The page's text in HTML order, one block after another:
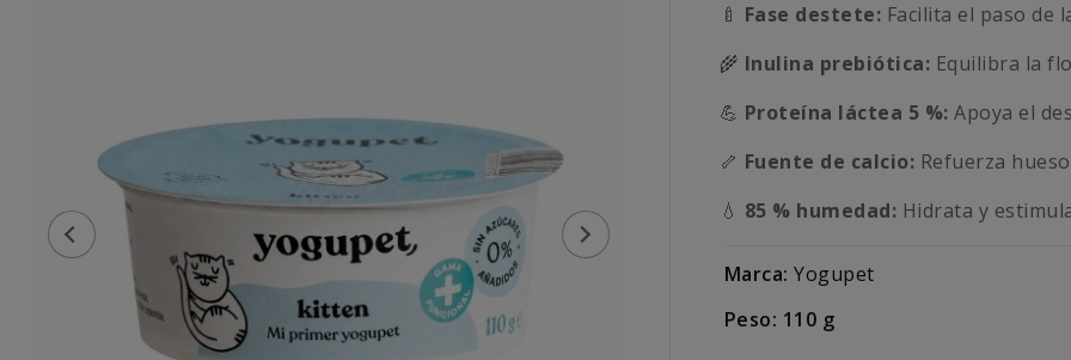
🍼 Fase destete: Facilita el paso de
🌾 Inulina prebiótica: Equilibra la
💪 Proteína láctea 5 %: Apoya el
🦴 Fuente de calcio: Refuerza
💧 85 % humedad: Hidrata y
Marca: Yogupet
Peso: 110 g